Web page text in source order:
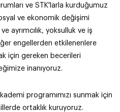
ve STK'larla kurduğumuz
ve ekonomik değişimi
ayrımcılık, yoksulluk ve iş
engellerden etkilenenlere
için gereken becerileri
inanıyoruz.
programımızı sunmak için
ortaklık kuruyoruz.